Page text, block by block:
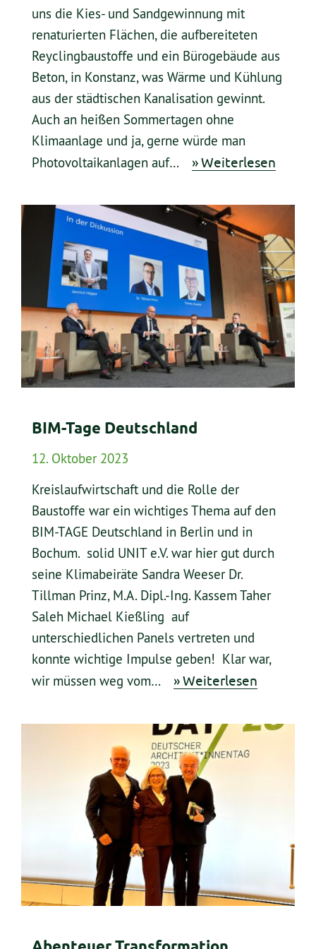
uns die Kies- und Sandgewinnung mit
renaturierten Flächen, die aufbereiteten
Reyclingbaustoffe und ein Bürogebäude aus
Beton, in Konstanz, was Wärme und Kühlung
aus der städtischen Kanalisation gewinnt.
Auch an heißen Sommertagen ohne
Klimaanlage und ja, gerne würde man
Photovoltaikanlagen auf…
» Weiterlesen
BIM-Tage Deutschland
12. Oktober 2023
Kreislaufwirtschaft und die Rolle der
Baustoffe war ein wichtiges Thema auf den
BIM-TAGE Deutschland in Berlin und in
Bochum. solid UNIT e.V. war hier gut durch
seine Klimabeiräte Sandra Weeser Dr.
Tillman Prinz, M.A. Dipl.-Ing. Kassem Taher
Saleh Michael Kießling auf
unterschiedlichen Panels vertreten und
konnte wichtige Impulse geben! Klar war,
wir müssen weg vom…
» Weiterlesen